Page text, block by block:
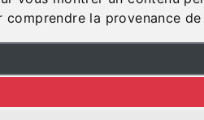
la provenance